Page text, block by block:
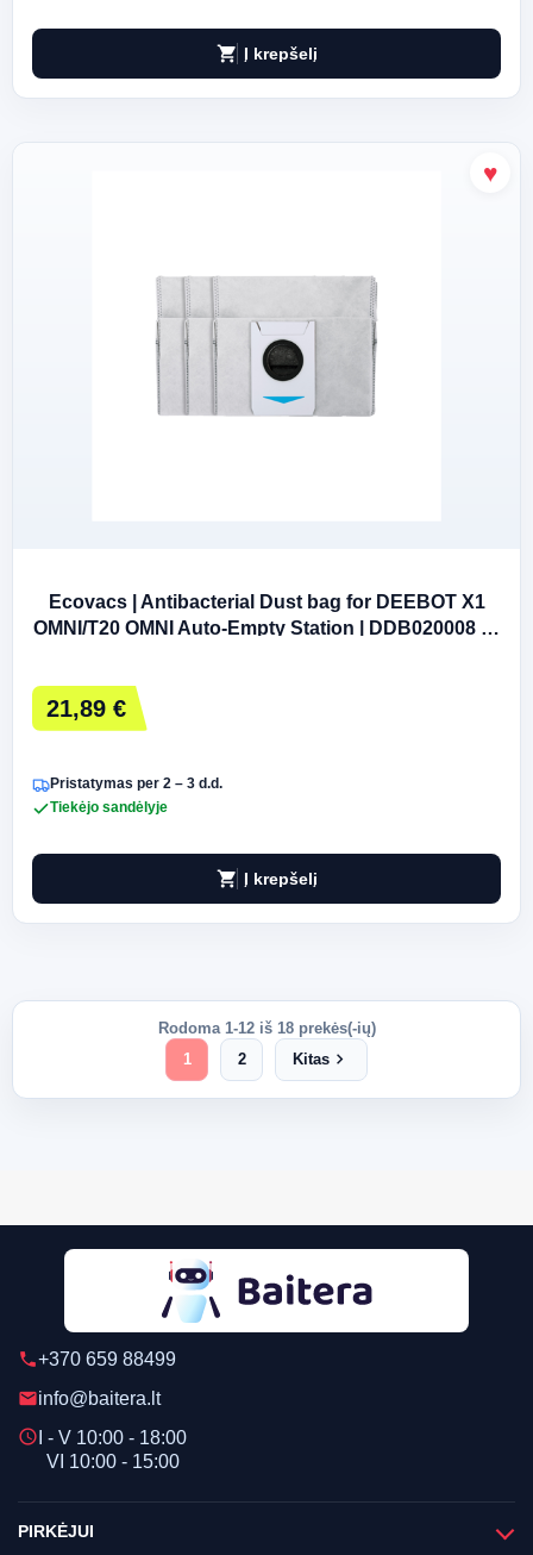
shopping_cart Į krepšelį
Ecovacs | Antibacterial Dust bag for DEEBOT X1
OMNI/T20 OMNI Auto-Empty Station | DDB020008 | 3
21,89 €
Pristatymas per 2 – 3 d.d.
Tiekėjo sandėlyje
shopping_cart Į krepšelį
Rodoma 1-12 iš 18 prekės(-ių)
1
2 Kitas chevron_right
phone+370 659 88499
emailinfo@baitera.lt
schedule I - V 10:00 - 18:00
VI 10:00 - 15:00
PIRKĖJUI